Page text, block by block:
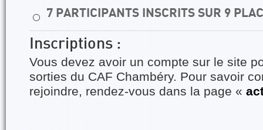
⚪ 7 PARTICIPANTS INSCRITS SUR 9
Inscriptions :
Vous devez avoir un compte sur le site
sorties du CAF Chambéry. Pour savoir
rejoindre, rendez-vous dans la page «